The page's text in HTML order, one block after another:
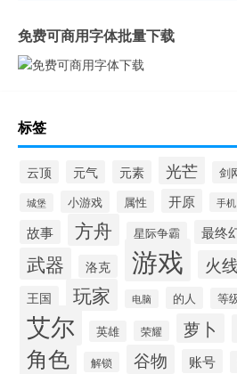
免费可商用字体批量下载
标签
云顶 元气 元素 光芒 剑
城堡 小游戏 属性 开原 手机
故事 方舟 星际争霸 最终
武器 洛克 游戏 火
王国 玩家 电脑 的人 等
艾尔 英雄 荣耀 萝卜
角色 解锁 谷物 账号